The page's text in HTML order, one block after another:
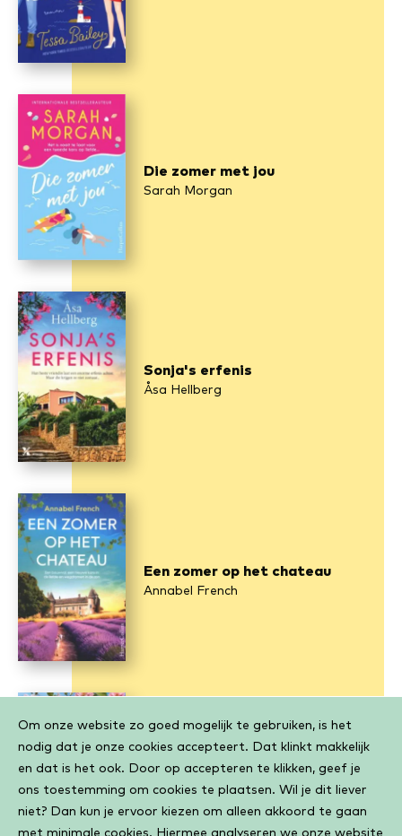
Cookiebar
Om onze website zo goed mogelijk te gebruiken, is het
nodig dat je onze cookies accepteert. Dat klinkt makkelijk
en dat is het ook. Door op accepteren te klikken, geef je
ons toestemming om cookies te plaatsen. Wil je dit liever
niet? Dan kun je ervoor kiezen om alleen akkoord te gaan
met minimale cookies. Hiermee analyseren we onze website
Die zomer met jou
Sarah Morgan
Sonja's erfenis
Åsa Hellberg
Een zomer op het chateau
Annabel French
Een Italiaanse bruiloft
Nicky Pellegrino